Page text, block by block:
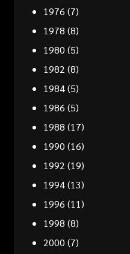
1976 (7)
1978 (8)
1980 (5)
1982 (8)
1984(5)
1986 (5)
1988 (17)
1990 (16)
1992 (19)
1994(13)
1996 (11)
1998 (8)
2000 (7)